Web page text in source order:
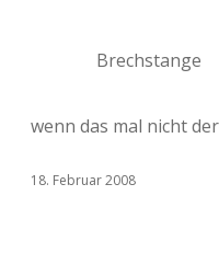
Brechstange
wenn das mal nicht
18. Februar 2008